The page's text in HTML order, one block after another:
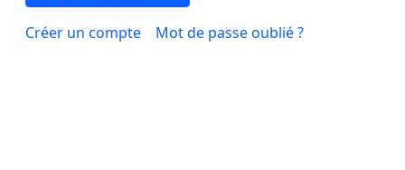
Créer un compte Mot de passe oublié ?